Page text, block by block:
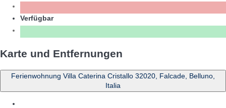
Verfügbar
Karte und Entfernungen
Ferienwohnung Villa Caterina Cristallo 32020, Falcade, Belluno,
Italia